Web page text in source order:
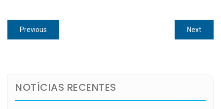
Navegação
de
Previous
post:
NextNext
post:
NOTÍCIAS RECENTES